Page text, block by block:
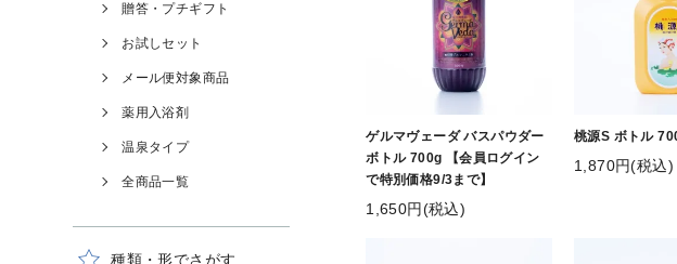
ゲルマヴェーダ バスパウダー
ボトル 700g 【会員ログイン
で特別価格9/3まで】
1,650円(税込)
桃源S ボトル
1,870円(税込)
贈答・プチギフト
お試しセット
メール便対象商品
薬用入浴剤
温泉タイプ
全商品一覧
種類・形でさがす